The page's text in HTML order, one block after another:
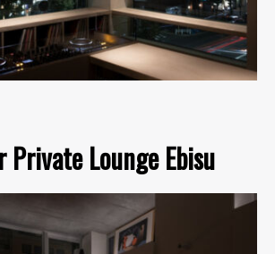
Private Lounge Ebisu